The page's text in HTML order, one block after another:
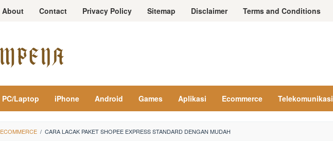
About Contact Privacy Policy Sitemap Disclaimer Terms and Conditions
PC/Laptop iPhone Android Games Aplikasi Ecommerce Telekomunikasi
ECOMMERCE / CARA LACAK PAKET SHOPEE EXPRESS STANDARD DENGAN MUDAH